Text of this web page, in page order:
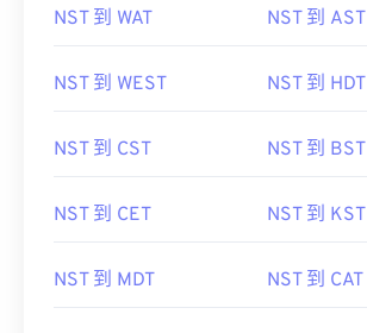
NST 到 WAT NST 到 AST
NST 到 WEST NST 到 HDT
NST 到 CST NST 到 BST
NST 到 CET NST 到 KST
NST 到 MDT NST 到 CAT